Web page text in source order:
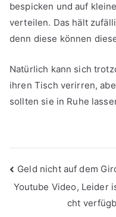
bespicken und auf
verteilen. Das hält
denn diese können
Natürlich kann sich
ihren Tisch verirren,
sollten sie in Ruhe
Geld nicht auf dem
Youtube Video, Leider
cht